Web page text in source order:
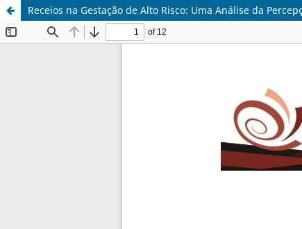
Receios na Gestação de Alto Risco: Uma Análise da